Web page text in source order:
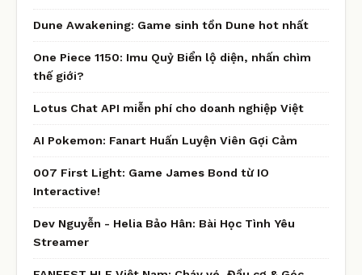
Dune Awakening: Game sinh tồn Dune hot nhất
One Piece 1150: Imu Quỷ Biển lộ diện, nhấn chìm
thế giới?
Lotus Chat API miễn phí cho doanh nghiệp Việt
AI Pokemon: Fanart Huấn Luyện Viên Gợi Cảm
007 First Light: Game James Bond từ IO
Interactive!
Dev Nguyễn - Helia Bảo Hân: Bài Học Tình Yêu
Streamer